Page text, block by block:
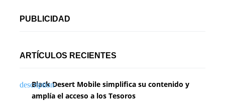
PUBLICIDAD
ARTÍCULOS RECIENTES
Black Desert Mobile simplifica su contenido y
amplía el acceso a los Tesoros